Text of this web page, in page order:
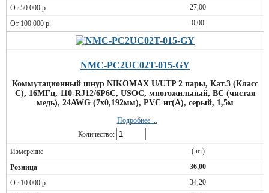
27,00
0,00
NMC-PC2UC02T-015-GY
Коммутационный шнур NIKOMAX U/UTP 2 пары, Кат.3 (Класс
C), 16МГц, 110-RJ12/6P6C, USOC, многожильный, BC (чистая
медь), 24AWG (7х0,192мм), PVC нг(А), серый, 1,5м
Подробнее ...
Количество:
(шт)
36,00
34,20